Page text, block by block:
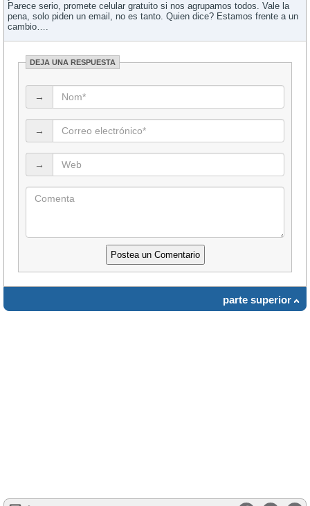
Parece serio, promete celular gratuito si nos agrupamos todos. Vale la
pena, solo piden un email, no es tanto. Quien dice? Estamos frente a un
cambio….
DEJA UNA RESPUESTA
→
→
→
parte superior